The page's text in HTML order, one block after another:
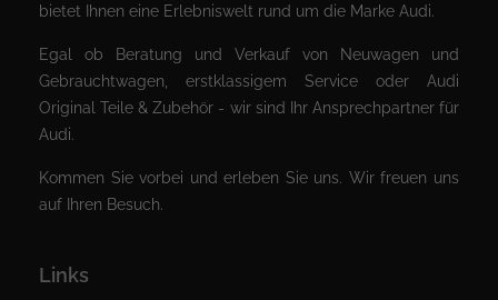
bietet Ihnen eine Erlebniswelt rund um die Marke Audi.
Egal ob Beratung und Verkauf von Neuwagen und
Gebrauchtwagen, erstklassigem Service oder Audi
Original Teile & Zubehör - wir sind Ihr Ansprechpartner für
Audi.
Kommen Sie vorbei und erleben Sie uns. Wir freuen uns
auf Ihren Besuch.
Links